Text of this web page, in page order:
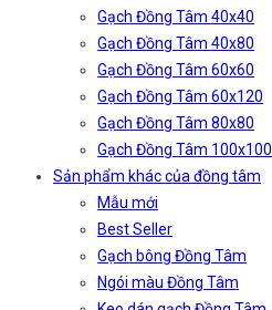
Gạch Đồng Tâm 40x40
Gạch Đồng Tâm 40x80
Gạch Đồng Tâm 60x60
Gạch Đồng Tâm 60x120
Gạch Đồng Tâm 80x80
Gạch Đồng Tâm 100x100
Sản phẩm khác của đồng tâm
Mẫu mới
Best Seller
Gạch bông Đồng Tâm
Ngói màu Đồng Tâm